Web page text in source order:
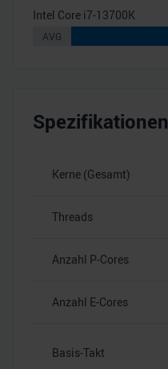
Intel Core i7-13700K
AVG
Spezifikationen
Kerne (Gesamt)
Threads
Anzahl P-Cores
Anzahl E-Cores
Basis-Takt